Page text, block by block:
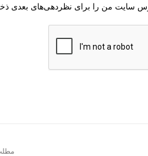
سایت من را برای نظردهی‌های بعدی